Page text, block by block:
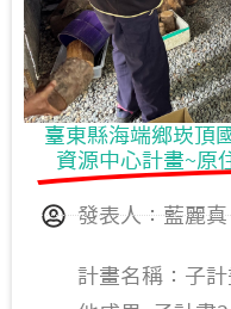
臺東縣海端鄉崁頂
資源中心計畫~原
發表人：藍麗真
計畫名稱：子